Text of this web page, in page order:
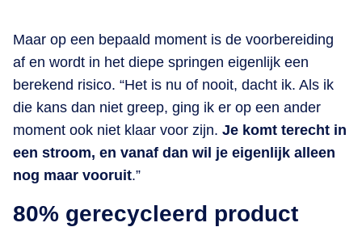
Maar op een bepaald moment is de voorbereiding
af en wordt in het diepe springen eigenlijk een
berekend risico. “Het is nu of nooit, dacht ik. Als ik
die kans dan niet greep, ging ik er op een ander
moment ook niet klaar voor zijn. Je komt terecht in
een stroom, en vanaf dan wil je eigenlijk alleen
nog maar vooruit.”
80% gerecycleerd product